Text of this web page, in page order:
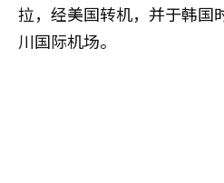
拉，经美国转机，并于韩国
川国际机场。